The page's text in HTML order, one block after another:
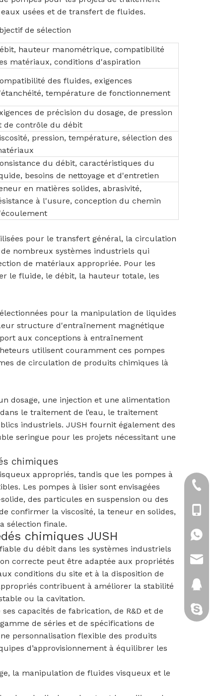
usées et de transfert de fluides.
de sélection
hauteur manométrique, compatibilité
matériaux, conditions d'aspiration
des fluides, exigences
température de fonctionnement
de précision du dosage, de pression
de contrôle du débit
pression, température, sélection des
du débit, caractéristiques du
besoins de nettoyage et d'entretien
en matières solides, abrasivité,
à l'usure, conception du chemin
pour le transfert général, la circulation
nombreux systèmes industriels qui
de matériaux appropriée. Pour les
le fluide, le débit, la hauteur totale, les
pour la manipulation de liquides
structure d'entraînement magnétique
aux conceptions à entraînement
utilisent couramment ces pompes
de circulation de produits chimiques là
dosage, une injection et une alimentation
le traitement de l’eau, le traitement
industriels. JUSH fournit également des
seringue pour les projets nécessitant une
chimiques
appropriés, tandis que les pompes à
Les pompes à lisier sont envisagées
des particules en suspension ou des
confirmer la viscosité, la teneur en solides,
sélection finale.
chimiques JUSH
du débit dans les systèmes industriels
correcte peut être adaptée aux propriétés
conditions du site et à la disposition de
contribuent à améliorer la stabilité
ou la cavitation.
capacités de fabrication, de R&D et de
de séries et de spécifications de
personnalisation flexible des produits
d’approvisionnement à équilibrer les
la manipulation de fluides visqueux et le
+86-
+86-
cixi-kitty